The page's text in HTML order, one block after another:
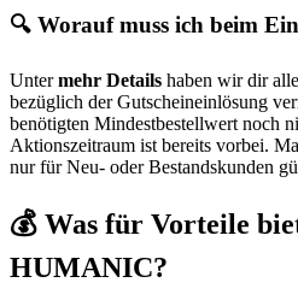
🔍 Worauf muss ich beim
Untermehr Details haben wir dir
bezüglich der Gutscheineinlösung
benötigten Mindestbestellwert noch
Aktionszeitraum ist bereits vorbei.
nur für Neu- oder Bestandskunden
💰 Was für Vorteile
HUMANIC?